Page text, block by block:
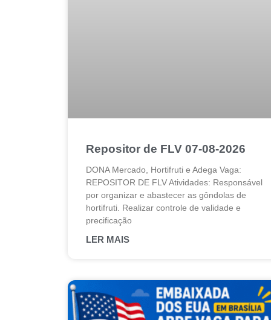
Repositor de FLV 07-08-2026
DONA Mercado, Hortifruti e Adega Vaga:
REPOSITOR DE FLV Atividades: Responsável
por organizar e abastecer as gôndolas de
hortifruti. Realizar controle de validade e
precificação
LER MAIS